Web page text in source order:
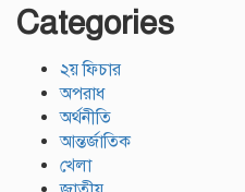
Categories
২য় ফিচার
অপরাধ
অর্থনীতি
আন্তর্জাতিক
খেলা